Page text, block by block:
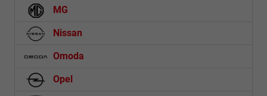
MG
Nissan
Omoda
Opel